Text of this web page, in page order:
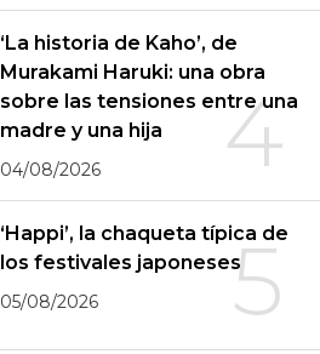
4
‘La historia de Kaho’, de
Murakami Haruki: una obra
sobre las tensiones entre una
madre y una hija
04/08/2026
5
‘Happi’, la chaqueta típica de
los festivales japoneses
05/08/2026